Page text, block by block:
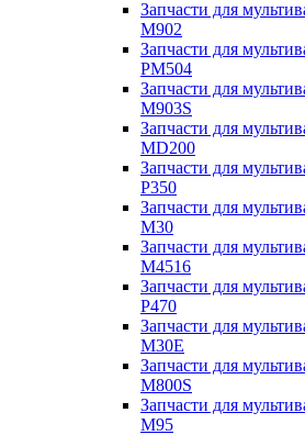
Запчасти для
M902
Запчасти для
PM504
Запчасти для
M903S
Запчасти для
MD200
Запчасти для
P350
Запчасти для
M30
Запчасти для
M4516
Запчасти для
P470
Запчасти для
M30E
Запчасти для
M800S
Запчасти для
M95